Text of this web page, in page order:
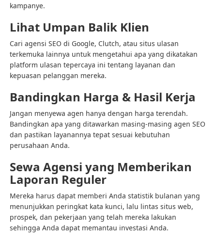
kampanye.
Lihat Umpan Balik Klien
Cari agensi SEO di Google, Clutch, atau situs ulasan
terkemuka lainnya untuk mengetahui apa yang dikatakan
platform ulasan tepercaya ini tentang layanan dan
kepuasan pelanggan mereka.
Bandingkan Harga & Hasil Kerja
Jangan menyewa agen hanya dengan harga terendah.
Bandingkan apa yang ditawarkan masing-masing agen SEO
dan pastikan layanannya tepat sesuai kebutuhan
perusahaan Anda.
Sewa Agensi yang Memberikan
Laporan Reguler
Mereka harus dapat memberi Anda statistik bulanan yang
menunjukkan peringkat kata kunci, lalu lintas situs web,
prospek, dan pekerjaan yang telah mereka lakukan
sehingga Anda dapat memantau investasi Anda.